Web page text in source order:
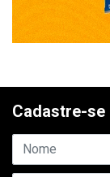
Cadastre-